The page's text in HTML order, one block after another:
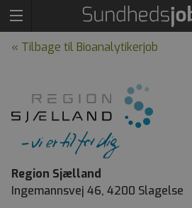
« Tilbage til Bioanalytikerjob
Region Sjælland
Ingemannsvej 46, 4200 Slagelse